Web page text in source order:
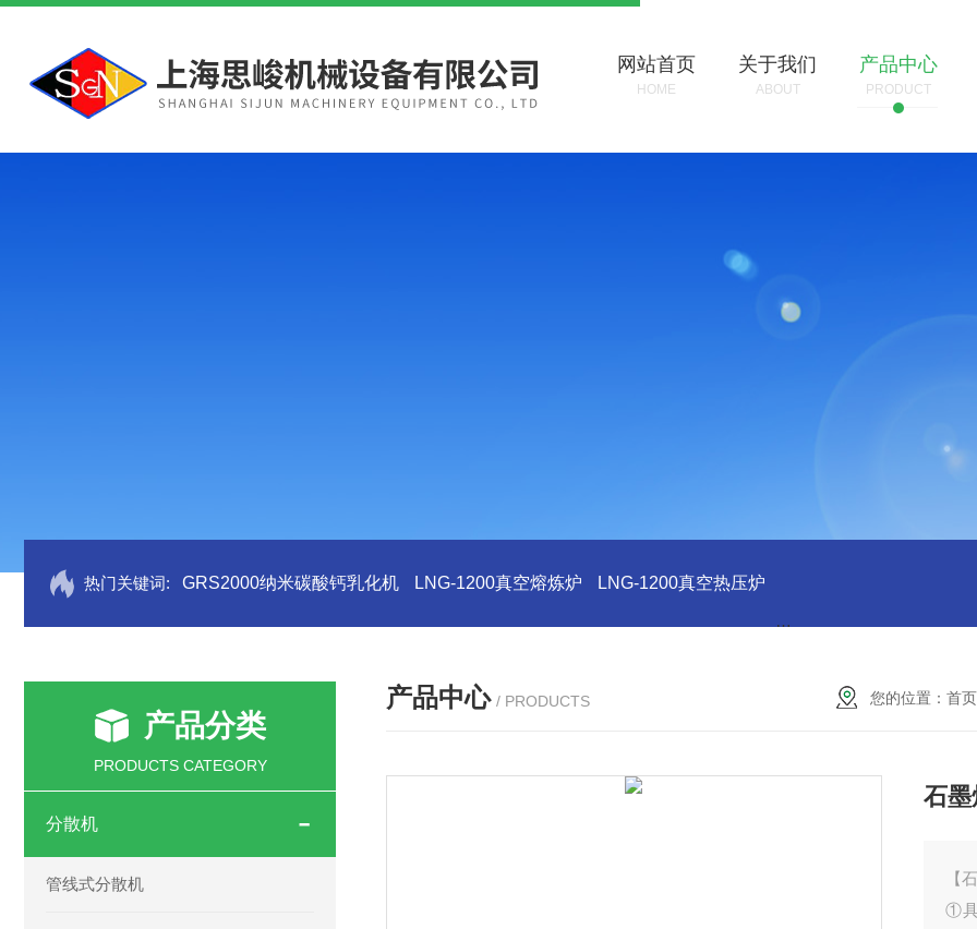
网站首页
HOME
关于我们
ABOUT
产品中心
PRODUCT
热门关键词: GRS2000纳米碳酸钙乳化机 LNG-1200真空熔炼炉 LNG-1200真空热压炉
产品分类
PRODUCTS CATEGORY
分散机
管线式分散机
产品中心 / PRODUCTS 您的位置： 首页
石
【
①具